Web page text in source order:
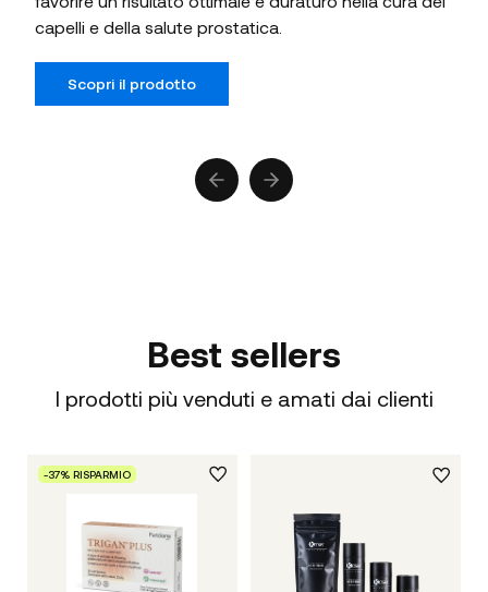
capelli e della salute prostatica.
Scopri il prodotto
Previous slide
Next slide
Best sellers
I prodotti più venduti e amati dai clienti
-37% RISPARMIO